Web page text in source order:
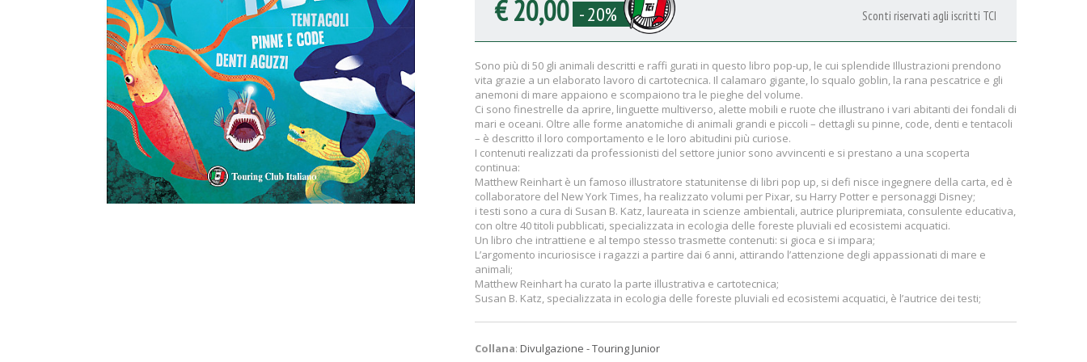
€ 20,00 - 20% Sconti riservati agli iscritti TCI
Sono più di 50 gli animali descritti e raffi gurati in questo libro pop-up, le cui splendide Illustrazioni prendono
vita grazie a un elaborato lavoro di cartotecnica. Il calamaro gigante, lo squalo goblin, la rana pescatrice e gli
anemoni di mare appaiono e scompaiono tra le pieghe del volume.
Ci sono finestrelle da aprire, linguette multiverso, alette mobili e ruote che illustrano i vari abitanti dei fondali di
mari e oceani. Oltre alle forme anatomiche di animali grandi e piccoli – dettagli su pinne, code, denti e tentacoli
– è descritto il loro comportamento e le loro abitudini più curiose.
I contenuti realizzati da professionisti del settore junior sono avvincenti e si prestano a una scoperta
continua:
Matthew Reinhart è un famoso illustratore statunitense di libri pop up, si defi nisce ingegnere della carta, ed è
collaboratore del New York Times, ha realizzato volumi per Pixar, su Harry Potter e personaggi Disney;
i testi sono a cura di Susan B. Katz, laureata in scienze ambientali, autrice pluripremiata, consulente educativa,
con oltre 40 titoli pubblicati, specializzata in ecologia delle foreste pluviali ed ecosistemi acquatici.
Un libro che intrattiene e al tempo stesso trasmette contenuti: si gioca e si impara;
L’argomento incuriosisce i ragazzi a partire dai 6 anni, attirando l’attenzione degli appassionati di mare e
animali;
Matthew Reinhart ha curato la parte illustrativa e cartotecnica;
Susan B. Katz, specializzata in ecologia delle foreste pluviali ed ecosistemi acquatici, è l’autrice dei testi;
Collana: Divulgazione - Touring Junior